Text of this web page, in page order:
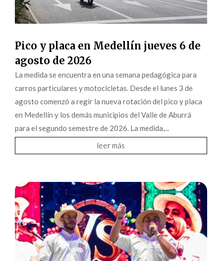
Pico y placa en Medellín jueves 6 de
agosto de 2026
La medida se encuentra en una semana pedagógica para
carros particulares y motocicletas. Desde el lunes 3 de
agosto comenzó a regir la nueva rotación del pico y placa
en Medellín y los demás municipios del Valle de Aburrá
para el segundo semestre de 2026. La medida,...
leer más